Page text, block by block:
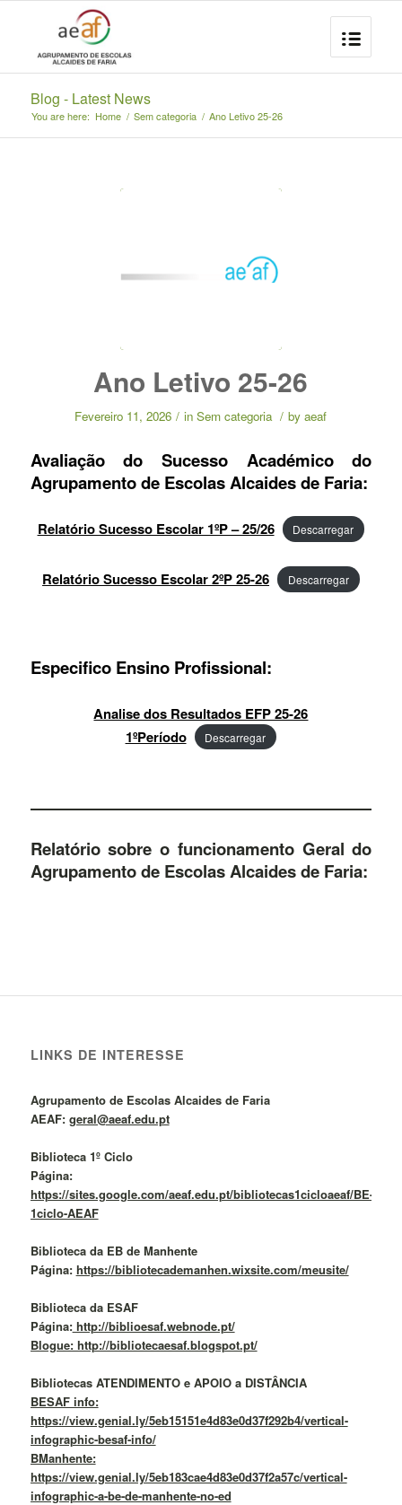
Blog - Latest News
You are here: Home / Sem categoria / Ano Letivo 25-26
Ano Letivo 25-26
Fevereiro 11, 2026 / inSem categoria / byaeaf
Avaliação do Sucesso Académico do
Agrupamento de Escolas Alcaides de Faria:
Relatório Sucesso Escolar 1ºP – 25/26 Descarregar
Relatório Sucesso Escolar 2ºP 25-26 Descarregar
Especifico Ensino Profissional:
Analise dos Resultados EFP 25-26
1ºPeríodo
Descarregar
Relatório sobre o funcionamento Geral do
Agrupamento de Escolas Alcaides de Faria:
LINKS DE INTERESSE
Agrupamento de Escolas Alcaides de Faria
AEAF: geral@aeaf.edu.pt
Biblioteca 1º Ciclo
Página:
https://sites.google.com/aeaf.edu.pt/bibliotecas1cicloaeaf/BE-
1ciclo-AEAF
Biblioteca da EB de Manhente
Página: https://bibliotecademanhen.wixsite.com/meusite/
Biblioteca da ESAF
Página:http://biblioesaf.webnode.pt/
Blogue: http://bibliotecaesaf.blogspot.pt/
Bibliotecas ATENDIMENTO e APOIO a DISTÂNCIA
BESAF info:
https://view.genial.ly/5eb15151e4d83e0d37f292b4/vertical-
infographic-besaf-info/
BManhente:
https://view.genial.ly/5eb183cae4d83e0d37f2a57c/vertical-
infographic-a-be-de-manhente-no-ed